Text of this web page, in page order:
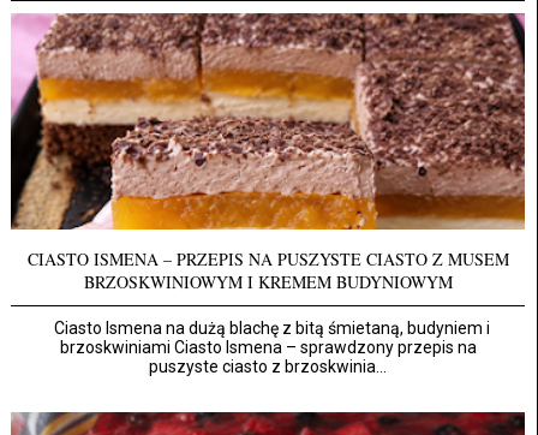
CIASTO ISMENA – PRZEPIS NA PUSZYSTE CIASTO Z MUSEM
BRZOSKWINIOWYM I KREMEM BUDYNIOWYM
Ciasto Ismena na dużą blachę z bitą śmietaną, budyniem i
brzoskwiniami Ciasto Ismena – sprawdzony przepis na
puszyste ciasto z brzoskwinia...